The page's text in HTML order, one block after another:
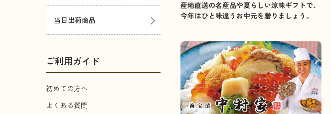
産地直送の名産品や夏らしい涼味ギフトで、
今年はひと味違うお中元を贈りましょう。
当日出荷商品
ご利用ガイド
初めての方へ
よくある質問